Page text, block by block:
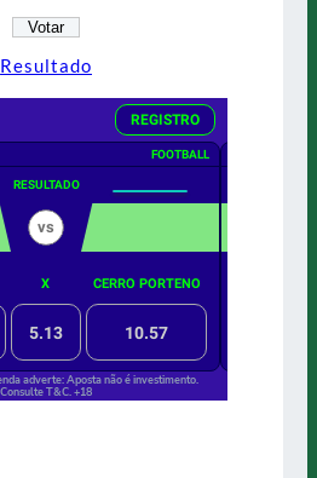
Resultado